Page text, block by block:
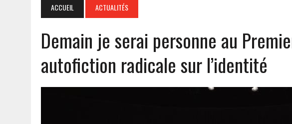
ACCUEIL ACTUALITÉS
Demain je serai personne au
autofiction radicale sur l’identité